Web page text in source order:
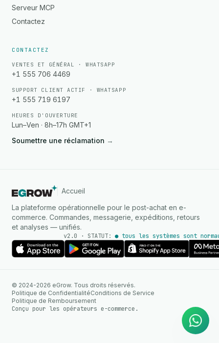
Serveur MCP
Contactez
CONTACTEZ
VENTES ET GÉNÉRAL · WHATSAPP
+1 555 706 4469
SUPPORT CLIENT ACTIF · WHATSAPP
+1 555 719 6197
HEURES D'OUVERTURE
Lun–Ven · 8h–17h GMT+1
Soumettre une réclamation →
Accueil
La plateforme opérationnelle pour le post-achat en e-
commerce. Commandes, messagerie, expéditions, retours
et analyses — unifiés.
v2.0 · STATUT: ● tous les systèmes sont
© 2024-2026 eGrow. Tous droits réservés.
Politique de ConfidentialitéConditions de Service
Politique de Remboursement
Conçu pour les opérateurs e-commerce.
Réponses instantanées sur
WhatsApp